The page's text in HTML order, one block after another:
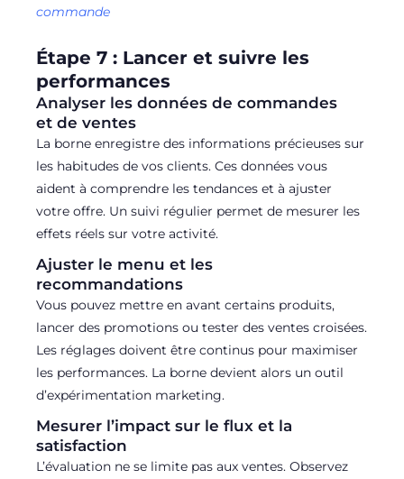
commande
Étape 7 : Lancer et suivre les
performances
Analyser les données de commandes
et de ventes
La borne enregistre des informations précieuses sur
les habitudes de vos clients. Ces données vous
aident à comprendre les tendances et à ajuster
votre offre. Un suivi régulier permet de mesurer les
effets réels sur votre activité.
Ajuster le menu et les
recommandations
Vous pouvez mettre en avant certains produits,
lancer des promotions ou tester des ventes croisées.
Les réglages doivent être continus pour maximiser
les performances. La borne devient alors un outil
d’expérimentation marketing.
Mesurer l’impact sur le flux et la
satisfaction
L’évaluation ne se limite pas aux ventes. Observez